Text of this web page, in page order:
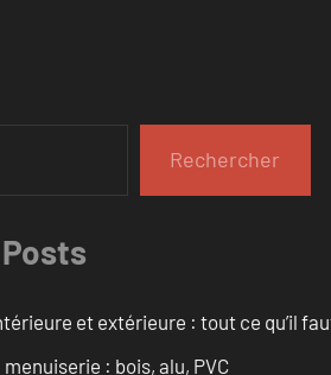
Rechercher
et extérieure : tout ce qu’il
: bois, alu, PVC